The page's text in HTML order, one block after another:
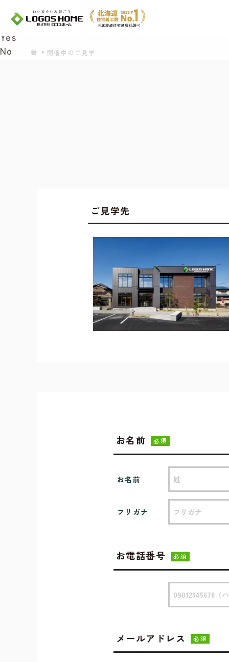
開催中のご見学
ご見学先
お名前 必須
お名前
フリガナ
お電話番号 必須
メールアドレス 必須
Cookie を使用して、お客様の活動を追跡しても
Yes
No